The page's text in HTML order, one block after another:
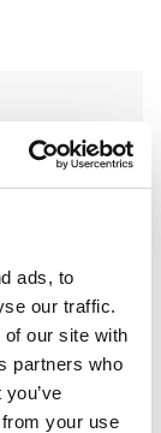
ads, to
our traffic.
our site with
partners who
your use
技术提升铝型材
2026）：全球